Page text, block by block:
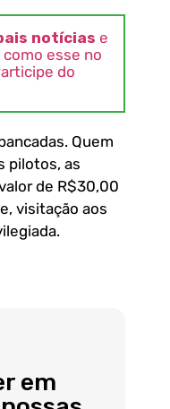
notícias e
esse no
do
Quem
pilotos, as
de R$30,00
visitação aos
em